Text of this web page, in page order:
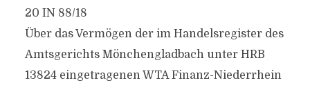
20 IN 88/18
Über das Vermögen der im Handelsregister des
Amtsgerichts Mönchengladbach unter HRB
13824 eingetragenen WTA Finanz-Niederrhein